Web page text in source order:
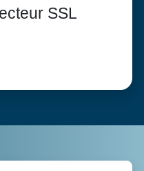
SSL